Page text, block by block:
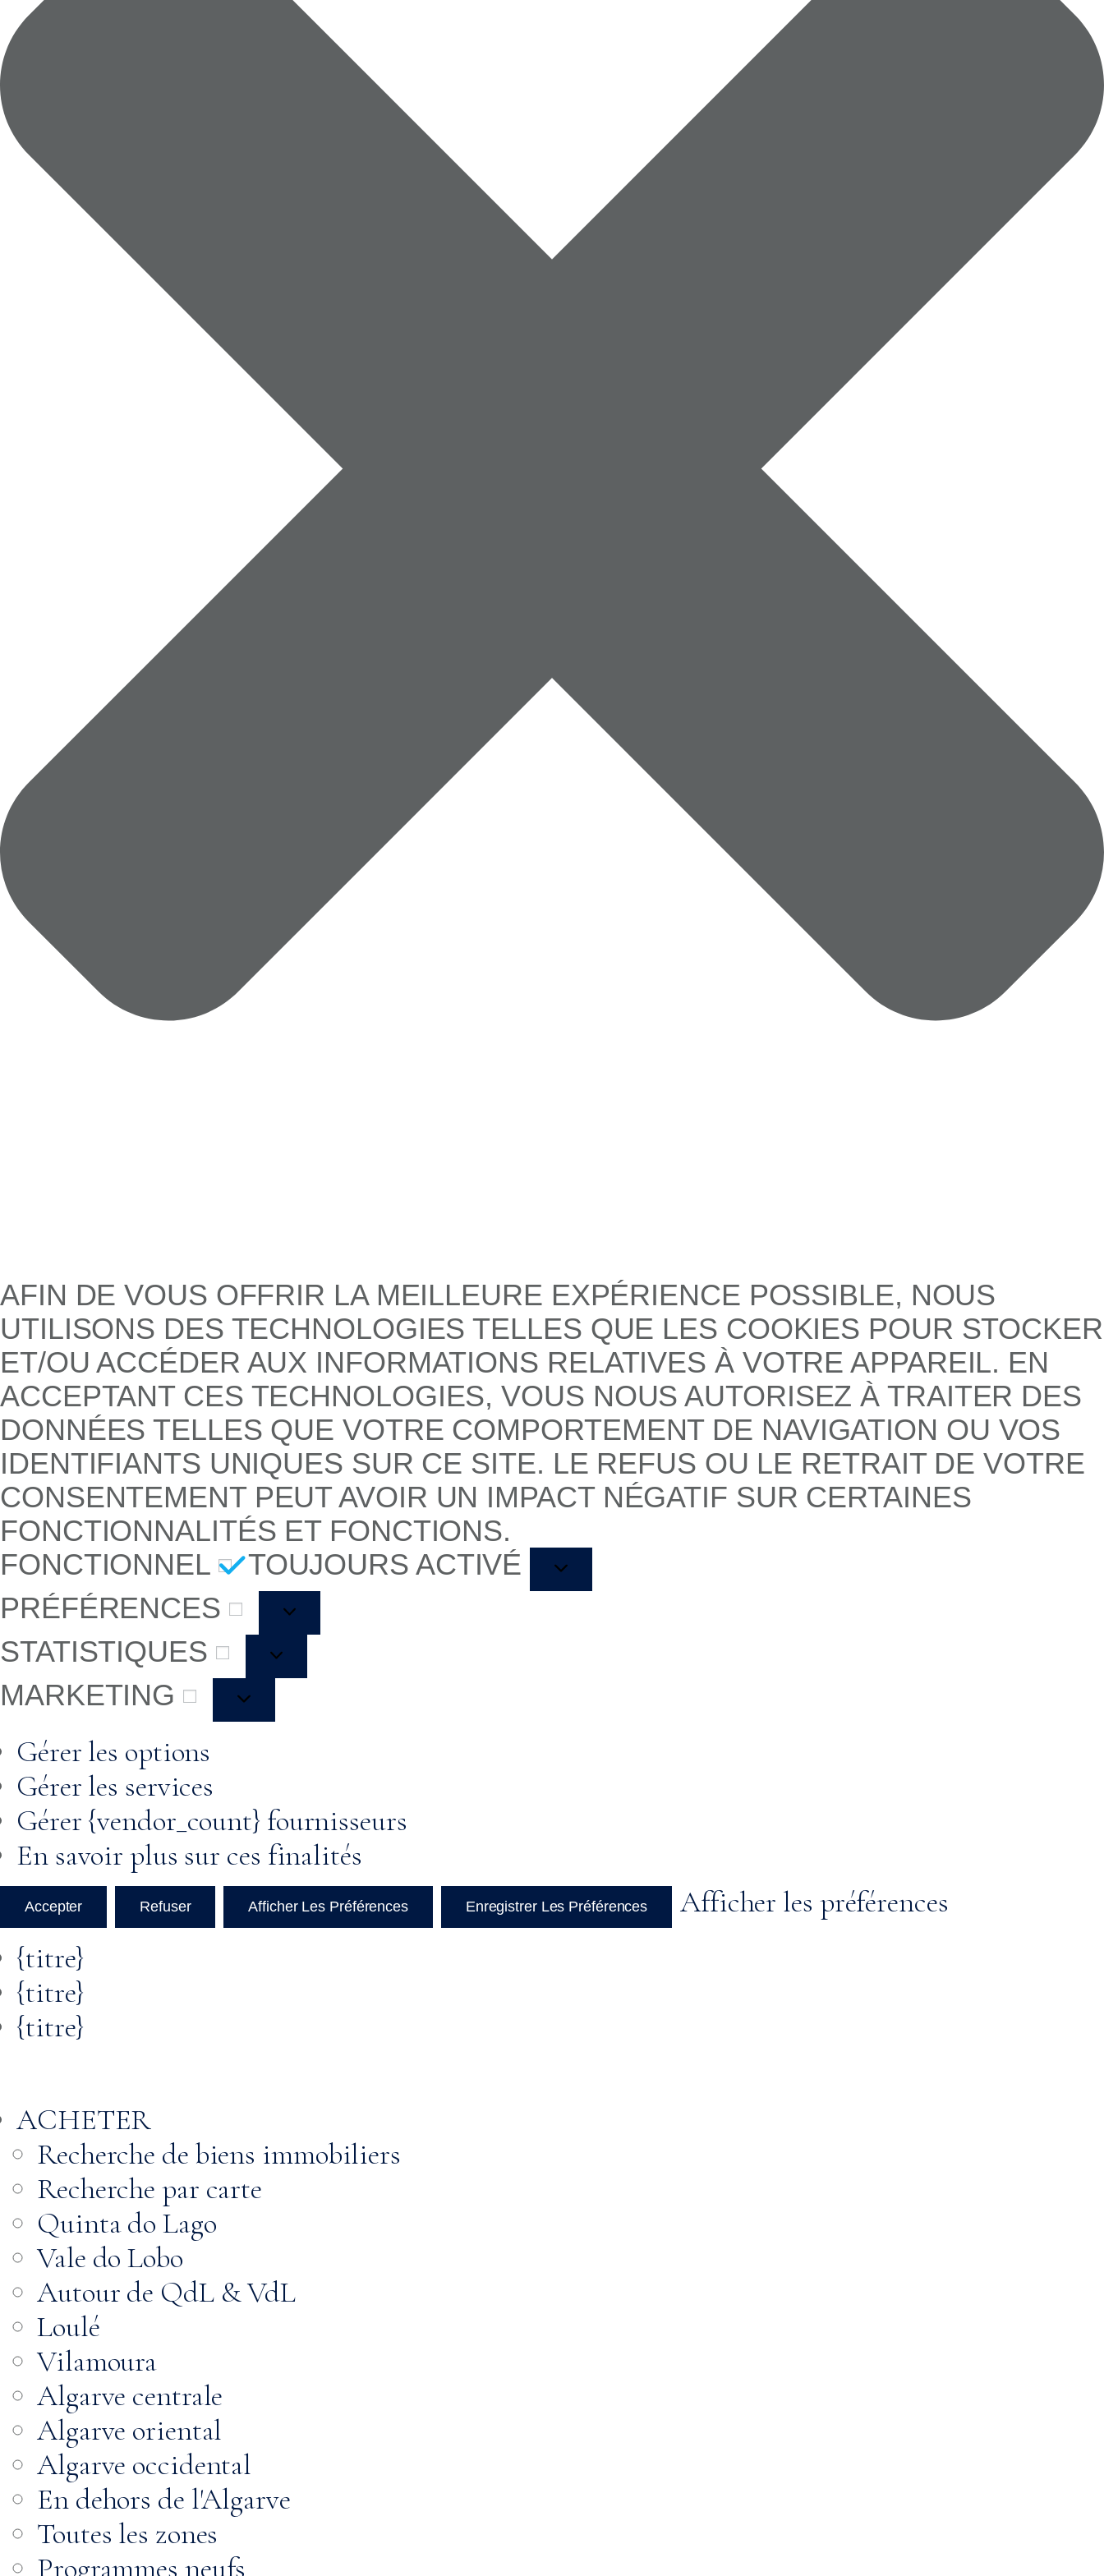
AFIN DE VOUS OFFRIR LA MEILLEURE EXPÉRIENCE POSSIBLE, NOUS
UTILISONS DES TECHNOLOGIES TELLES QUE LES COOKIES POUR STOCKER
ET/OU ACCÉDER AUX INFORMATIONS RELATIVES À VOTRE APPAREIL. EN
ACCEPTANT CES TECHNOLOGIES, VOUS NOUS AUTORISEZ À TRAITER DES
DONNÉES TELLES QUE VOTRE COMPORTEMENT DE NAVIGATION OU VOS
IDENTIFIANTS UNIQUES SUR CE SITE. LE REFUS OU LE RETRAIT DE VOTRE
CONSENTEMENT PEUT AVOIR UN IMPACT NÉGATIF SUR CERTAINES
FONCTIONNALITÉS ET FONCTIONS.
FONCTIONNEL
TOUJOURS ACTIVÉ
PRÉFÉRENCES
STATISTIQUES
MARKETING
Gérer les options
Gérer les services
Gérer {vendor_count} fournisseurs
En savoir plus sur ces finalités
Accepter Refuser Afficher Les Préférences Enregistrer Les Préférences
Afficher les préférences
{titre}
{titre}
{titre}
ACHETER
Recherche de biens immobiliers
Recherche par carte
Quinta do Lago
Vale do Lobo
Autour de QdL & VdL
Loulé
Vilamoura
Algarve centrale
Algarve oriental
Algarve occidental
En dehors de l'Algarve
Toutes les zones
Programmes neufs